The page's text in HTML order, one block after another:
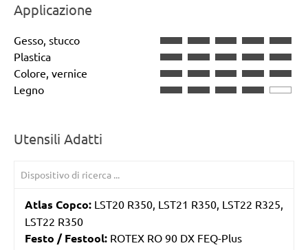
Applicazione
Gesso, stucco
Plastica
Colore, vernice
Legno
Utensili Adatti
Atlas Copco: LST20 R350, LST21 R350, LST22 R325,
LST22 R350
Festo / Festool: ROTEX RO 90 DX FEQ-Plus